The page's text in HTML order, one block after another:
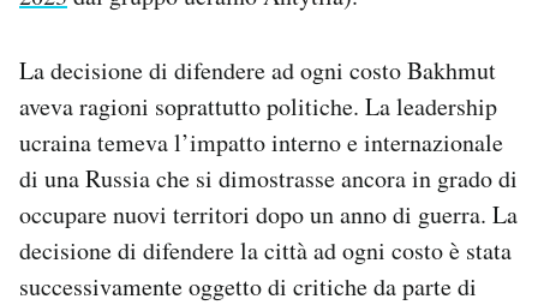
La decisione di difendere ad ogni costo Bakhmut
aveva ragioni soprattutto politiche. La leadership
ucraina temeva l’impatto interno e internazionale
di una Russia che si dimostrasse ancora in grado di
occupare nuovi territori dopo un anno di guerra. La
decisione di difendere la città ad ogni costo è stata
successivamente oggetto di critiche da parte di